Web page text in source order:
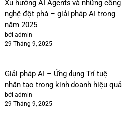
Xu hướng AI Agents và những công
nghệ đột phá – giải pháp AI trong
năm 2025
bởi admin
29 Tháng 9, 2025
Giải pháp AI – Ứng dụng Trí tuệ
nhân tạo trong kinh doanh hiệu quả
bởi admin
29 Tháng 9, 2025